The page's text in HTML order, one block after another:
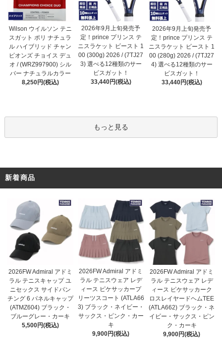
Wilson ウイルソン テニ
スガット ポリ ナチュラ
ル ハイブリッド チャン
ピオンズ チョイス デュ
オ / (WRZ997900) シル
バー ナチュラルカラー
8,250円(税込)
2026年9月上旬発売予
定！prince プリンス テ
ニスラケット ビースト 1
00 (300g) 2026 / (7TJ27
3) 選べる12種類のサー
ビスガット！
33,440円(税込)
2026年9月上旬発売予
定！prince プリンス テ
ニスラケット ビースト 1
00 (280g) 2026 / (7TJ27
4) 選べる12種類のサー
ビスガット！
33,440円(税込)
もっと見る
新着商品
2026FW Admiral アドミ
ラル テニスキャップ ユ
ニセックス サイドパン
チング 6 パネルキャップ
(ATMZ604) ブラック・
ブルーグレー・カーキ
5,500円(税込)
2026FW Admiral アドミ
ラル テニスウェア レデ
ィース ピケサッカープ
リーツスコート (ATLA66
3) ブラック・ネイビー・
サックス・ピンク・カー
キ
9,900円(税込)
2026FW Admiral アドミ
ラル テニスウェア レデ
ィース ピケサッカーク
ロスレイヤードヘムTEE
(ATLA662) ブラック・ネ
イビー・サックス・ピン
ク・カーキ
9,900円(税込)